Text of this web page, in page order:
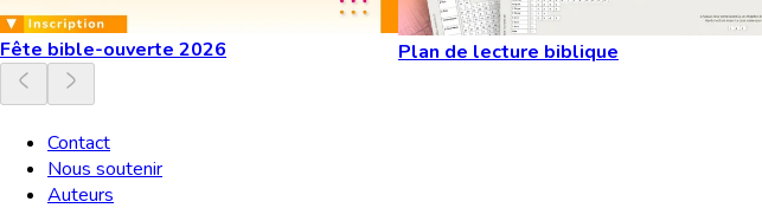
Fête bible-ouverte 2026 Plan de lecture biblique
Contact
Nous soutenir
Auteurs